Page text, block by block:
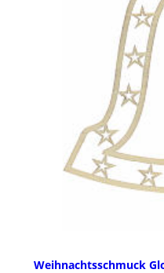
Weihnachtsschmuck